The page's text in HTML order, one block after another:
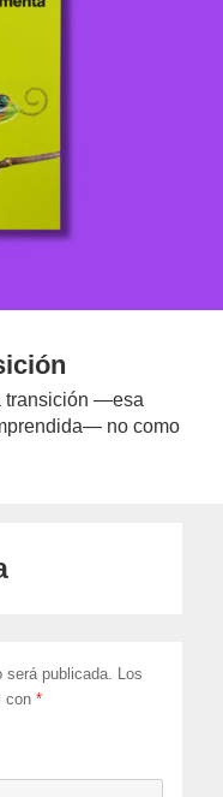
transición —esa
no como
será publicada. Los
con*